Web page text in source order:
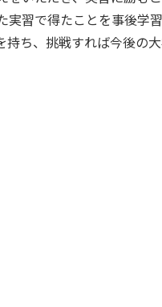
習で得たことを事後学
ち、挑戦すれば今後の